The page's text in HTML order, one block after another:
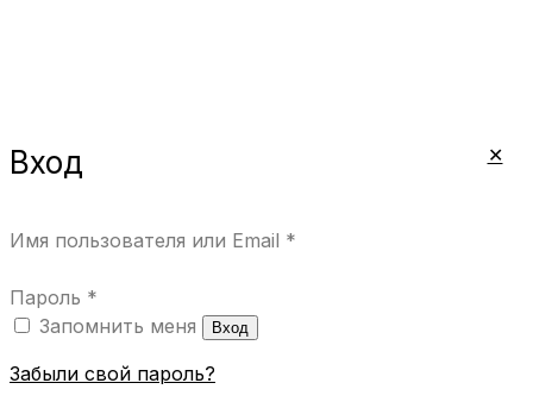
✕
Вход
Имя пользователя или Email *
Пароль *
Запомнить меня
Вход
Забыли свой пароль?